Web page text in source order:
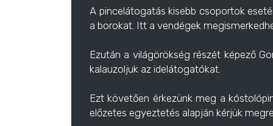
A pincelátogatás kisebb csoportok
a borokat. Itt a vendégek
Ezután a világörökség részét képező
kalauzoljuk az idelátogatókat.
Ezt követően érkezünk meg a
előzetes egyeztetés alapján kérjük